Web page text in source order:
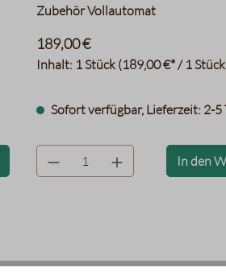
Zubehör Vollautomat
Inhalt: 1 Stück(189,00 €* / 1
189,00 €
Sofort verfügbar, Lieferzeit: 2-5
product.quantityLabel In den